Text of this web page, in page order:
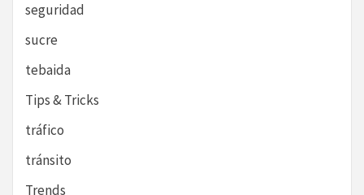
seguridad
sucre
tebaida
Tips & Tricks
tráfico
tránsito
Trends